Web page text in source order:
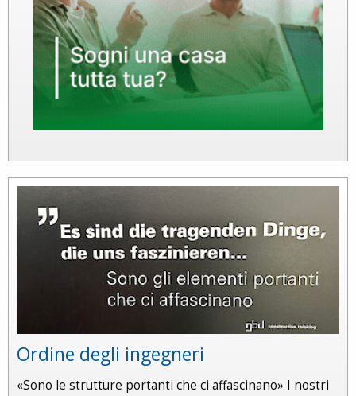
Ordine degli ingegneri
«Sono le strutture portanti che ci affascinano» I nostri